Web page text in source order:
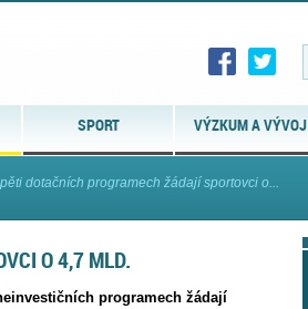
SPORT VÝZKUM A VÝVOJ
dotačních programech žádají sportovci o...
O 4,7 MLD.
programech žádají